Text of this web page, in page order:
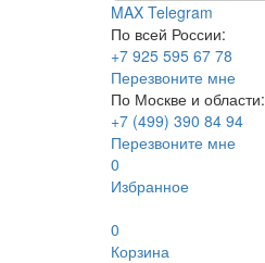
MAX Telegram
По всей России:
+7 925 595 67 78
Перезвоните мне
По Москве и области:
+7 (499) 390 84 94
Перезвоните мне
0
Избранное
0
Корзина